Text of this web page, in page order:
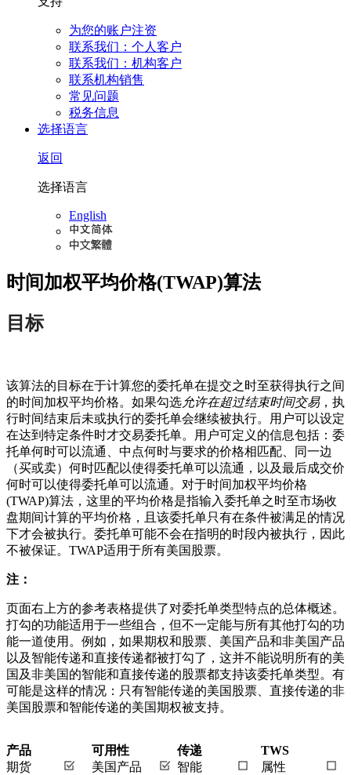
为您的账户注资
联系我们：个人客户
联系我们：机构客户
联系机构销售
常见问题
税务信息
选择语言
返回
选择语言
English
时间加权平均价格(TWAP)算法
目标
该算法的目标在于计算您的委托单在提交之时至获得执行之间
的时间加权平均价格。如果勾选 允许在超过结束时间交易，执
行时间结束后未或执行的委托单会继续被执行。用户可以设定
在达到特定条件时才交易委托单。用户可定义的信息包括：委
托单何时可以流通、中点何时与要求的价格相匹配、同一边
（买或卖）何时匹配以使得委托单可以流通，以及最后成交价
何时可以使得委托单可以流通。对于时间加权平均价格
(TWAP)算法，这里的平均价格是指输入委托单之时至市场收
盘期间计算的平均价格，且该委托单只有在条件被满足的情况
下才会被执行。委托单可能不会在指明的时段内被执行，因此
不被保证。TWAP适用于所有美国股票。
注：
页面右上方的参考表格提供了对委托单类型特点的总体概述。
打勾的功能适用于一些组合，但不一定能与所有其他打勾的功
能一道使用。例如，如果期权和股票、美国产品和非美国产品
以及智能传递和直接传递都被打勾了，这并不能说明所有的美
国及非美国的智能和直接传递的股票都支持该委托单类型。有
可能是这样的情况：只有智能传递的美国股票、直接传递的非
美国股票和智能传递的美国期权被支持。
产品 可用性 传递
TWS
期货
美国产品 智能
属性